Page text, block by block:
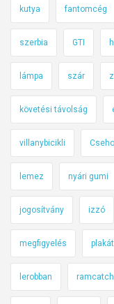
kutya fantomcég
szerbia GTI
lámpa szár
követési távolság
villanybicikli
lemez nyári gumi
jogosítvány izzó
megfigyelés plakát
lerobban ramcatch